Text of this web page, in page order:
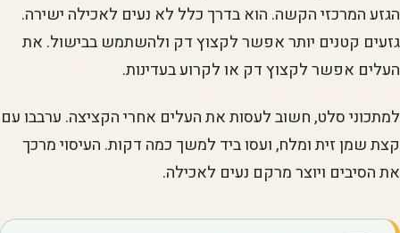
הגזע המרכזי הקשה. הוא בדרך כלל לא נעים לאכילה ישירה.
גזעים קטנים יותר אפשר לקצוץ דק ולהשתמש בבישול. את
העלים אפשר לקצוץ דק או לקרוע בעדינות.
למתכוני סלט, חשוב לעסות את העלים אחרי הקציצה. ערבבו עם
קצת שמן זית ומלח, ועסו ביד למשך כמה דקות. העיסוי מרכך
את הסיבים ויוצר מרקם נעים לאכילה.